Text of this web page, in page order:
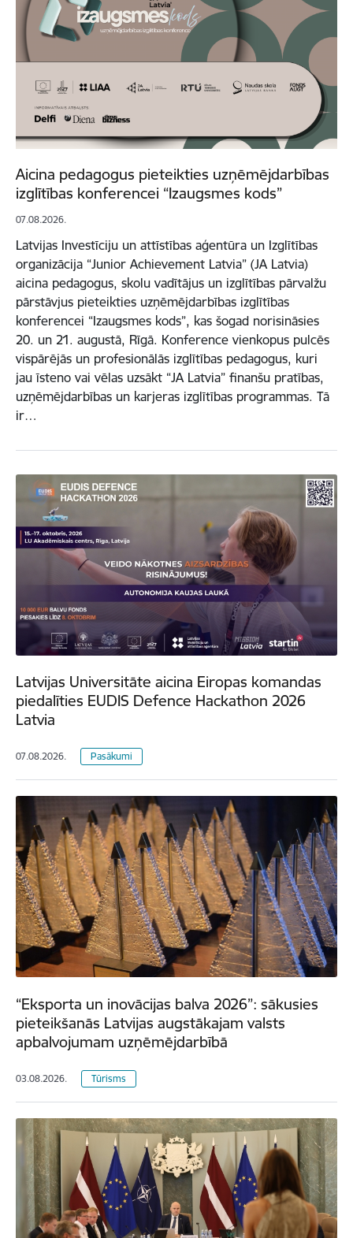
Aicina pedagogus pieteikties uzņēmējdarbības
izglītības konferencei “Izaugsmes kods”
07.08.2026.
Latvijas Investīciju un attīstības aģentūra un Izglītības
organizācija “Junior Achievement Latvia” (JA Latvia)
aicina pedagogus, skolu vadītājus un izglītības pārvalžu
pārstāvjus pieteikties uzņēmējdarbības izglītības
konferencei “Izaugsmes kods”, kas šogad norisināsies
20. un 21. augustā, Rīgā. Konference vienkopus pulcēs
vispārējās un profesionālās izglītības pedagogus, kuri
jau īsteno vai vēlas uzsākt “JA Latvia” finanšu pratības,
uzņēmējdarbības un karjeras izglītības programmas. Tā
ir…
Latvijas Universitāte aicina Eiropas komandas
piedalīties EUDIS Defence Hackathon 2026
Latvia
07.08.2026. Pasākumi
“Eksporta un inovācijas balva 2026”: sākusies
pieteikšanās Latvijas augstākajam valsts
apbalvojumam uzņēmējdarbībā
03.08.2026. Tūrisms